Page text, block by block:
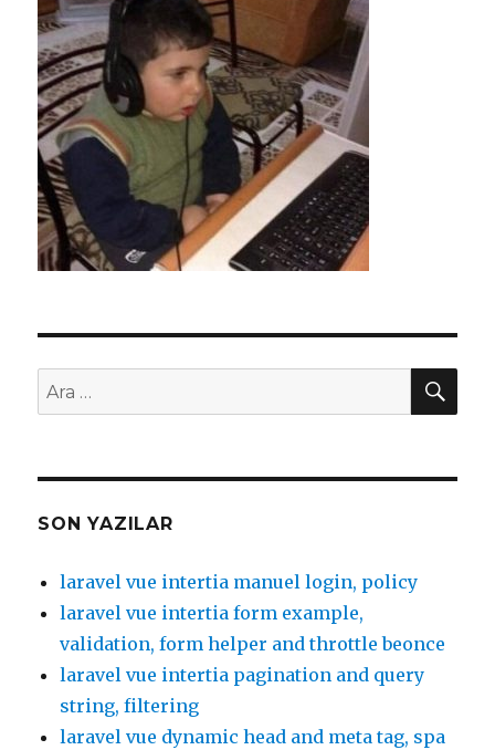
Ara: ARA
SON YAZILAR
laravel vue intertia manuel login, policy
laravel vue intertia form example,
validation, form helper and throttle beonce
laravel vue intertia pagination and query
string, filtering
laravel vue dynamic head and meta tag, spa